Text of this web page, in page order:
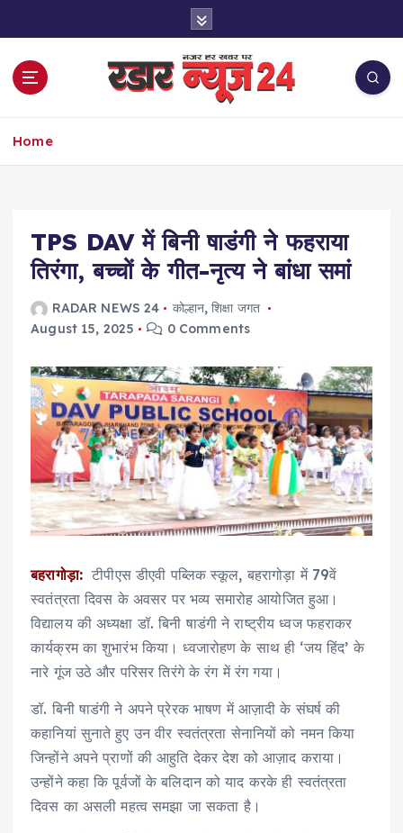
Home
TPS DAV में बिनी षाडंगी ने फहराया
तिरंगा, बच्चों के गीत-नृत्य ने बांधा समां
RADAR NEWS 24 कोल्हान,शिक्षा जगत
August 15, 2025
0 Comments
बहरागोड़ा: टीपीएस डीएवी पब्लिक स्कूल, बहरागोड़ा में 79वें
स्वतंत्रता दिवस के अवसर पर भव्य समारोह आयोजित हुआ।
विद्यालय की अध्यक्षा डॉ. बिनी षाडंगी ने राष्ट्रीय ध्वज फहराकर
कार्यक्रम का शुभारंभ किया। ध्वजारोहण के साथ ही ‘जय हिंद’ के
नारे गूंज उठे और परिसर तिरंगे के रंग में रंग गया।
डॉ. बिनी षाडंगी ने अपने प्रेरक भाषण में आज़ादी के संघर्ष की
कहानियां सुनाते हुए उन वीर स्वतंत्रता सेनानियों को नमन किया
जिन्होंने अपने प्राणों की आहुति देकर देश को आज़ाद कराया।
उन्होंने कहा कि पूर्वजों के बलिदान को याद करके ही स्वतंत्रता
दिवस का असली महत्व समझा जा सकता है।